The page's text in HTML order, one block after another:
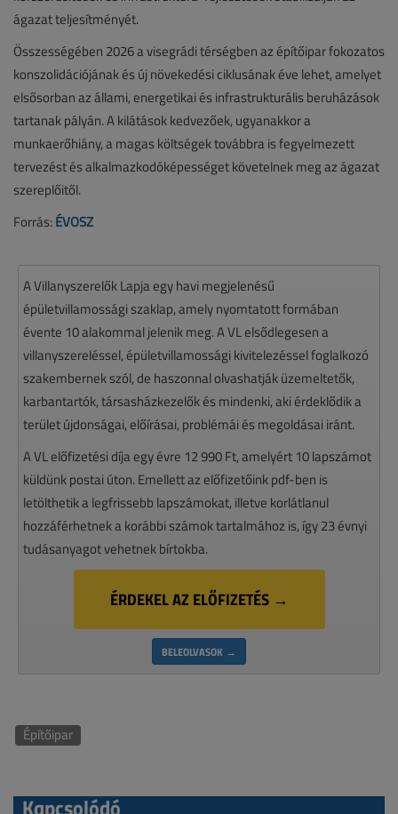
ágazat teljesítményét.
Összességében 2026 a visegrádi térségben az építőipar fokozatos
konszolidációjának és új növekedési ciklusának éve lehet, amelyet
elsősorban az állami, energetikai és infrastrukturális beruházások
tartanak pályán. A kilátások kedvezőek, ugyanakkor a
munkaerőhiány, a magas költségek továbbra is fegyelmezett
tervezést és alkalmazkodóképességet követelnek meg az ágazat
szereplőitől.
Forrás:ÉVOSZ
A Villanyszerelők Lapja egy havi megjelenésű
épületvillamossági szaklap, amely nyomtatott formában
évente 10 alakommal jelenik meg. A VL elsődlegesen a
villanyszereléssel, épületvillamossági kivitelezéssel foglalkozó
szakembernek szól, de haszonnal olvashatják üzemeltetők,
karbantartók, társasházkezelők és mindenki, aki érdeklődik a
terület újdonságai, előírásai, problémái és megoldásai iránt.
A VL előfizetési díja egy évre 12 990 Ft, amelyért 10 lapszámot
küldünk postai úton. Emellett az előfizetőink pdf-ben is
letölthetik a legfrissebb lapszámokat, illetve korlátlanul
hozzáférhetnek a korábbi számok tartalmához is, így 23 évnyi
tudásanyagot vehetnek bírtokba.
ÉRDEKEL AZ ELŐFIZETÉS →
BELEOLVASOK →
Építőipar
Kapcsolódó